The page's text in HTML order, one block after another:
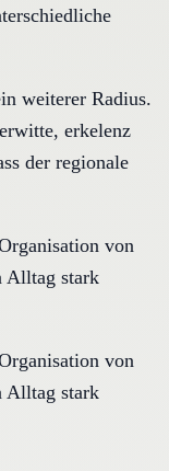
weiterer Radius.
erkelenz
der regionale
von
Alltag stark
von
Alltag stark